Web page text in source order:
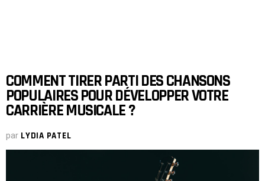
COMMENT TIRER PARTI DES CHANSONS
POPULAIRES POUR DÉVELOPPER VOTRE
CARRIÈRE MUSICALE ?
par LYDIA PATEL